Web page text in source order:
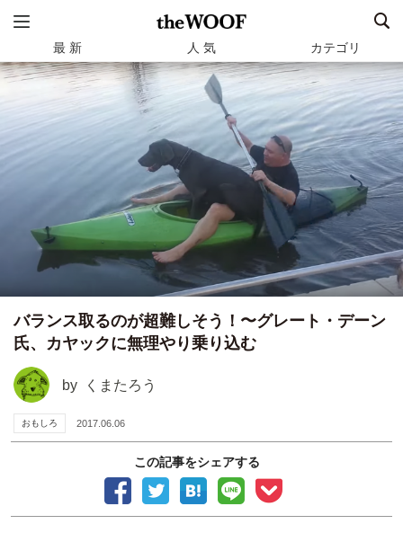
最 新 人 気 カテゴリ
バランス取るのが超難しそう！〜グレート・デーン
氏、カヤックに無理やり乗り込む
by くまたろう
おもしろ 2017.06.06
この記事をシェアする